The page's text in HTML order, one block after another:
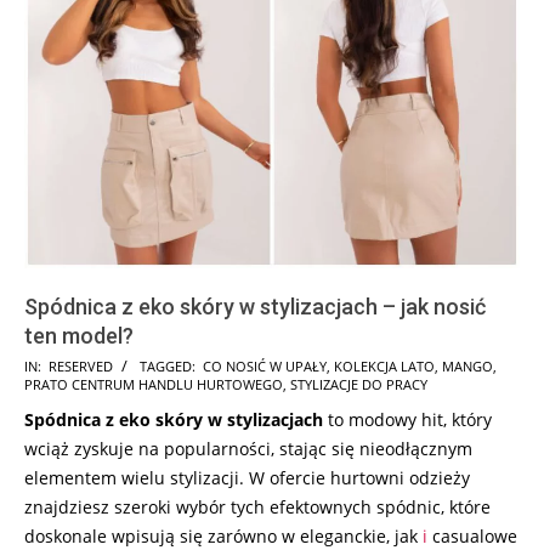
Spódnica z eko skóry w stylizacjach – jak nosić
ten model?
2025-
07-
10
IN: RESERVED TAGGED: CO NOSIĆ W UPAŁY, KOLEKCJA LATO, MANGO,
PRATO CENTRUM HANDLU HURTOWEGO, STYLIZACJE DO PRACY
Spódnica z eko skóry w stylizacjach to modowy hit, który
wciąż zyskuje na popularności, stając się nieodłącznym
elementem wielu stylizacji. W ofercie hurtowni odzieży
znajdziesz szeroki wybór tych efektownych spódnic, które
doskonale wpisują się zarówno w eleganckie, jak i casualowe